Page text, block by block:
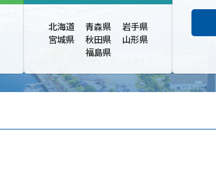
北海道 青森県
岩手県
宮城県
秋田県
山形県
福島県